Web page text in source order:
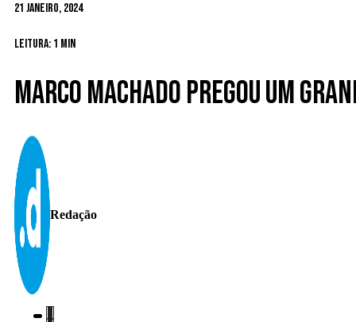
21 Janeiro, 2024
Leitura: 1 min
Marco Machado pregou um
Redação